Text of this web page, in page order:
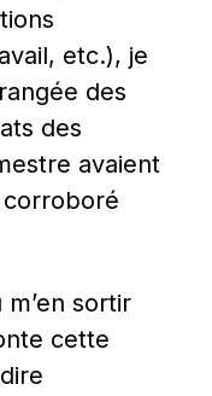
etc.), je
des
des
avaient
sortir
cette